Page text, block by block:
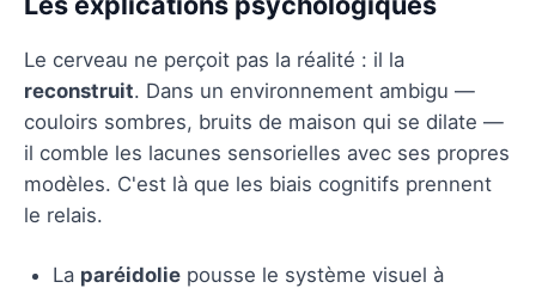
Le cerveau ne perçoit pas la réalité : il la
reconstruit. Dans un environnement ambigu —
couloirs sombres, bruits de maison qui se dilate —
il comble les lacunes sensorielles avec ses propres
modèles. C'est là que les biais cognitifs prennent
le relais.
La paréidolie pousse le système visuel à